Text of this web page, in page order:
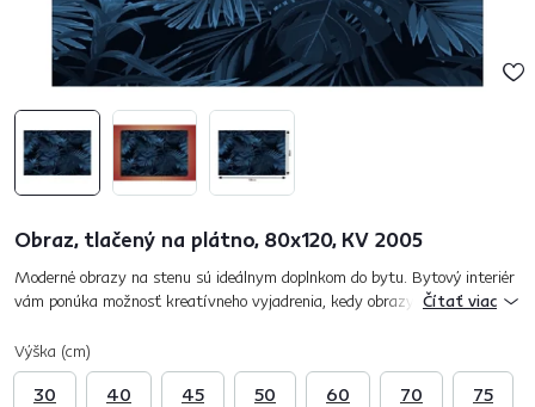
Obraz, tlačený na plátno, 80x120, KV 2005
Moderné obrazy na stenu sú ideálnym doplnkom do bytu. Bytový interiér
vám ponúka možnosť kreatívneho vyjadrenia, kedy obrazy na stenu
Čítať viac
Výška (cm)
30 40 45 50 60 70 75